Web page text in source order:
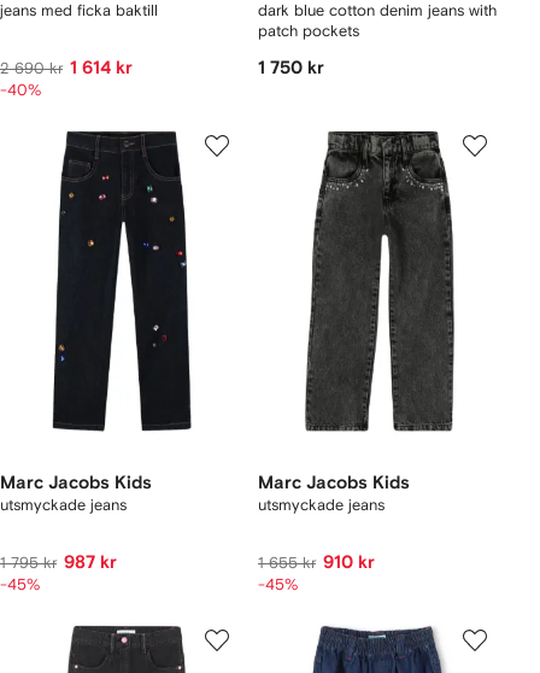
jeans med ficka baktill
2 690 kr 1 614 kr
-40%
dark blue cotton denim jeans with
patch pockets
1 750 kr
Marc Jacobs Kids
utsmyckade jeans
1 795 kr 987 kr
-45%
Marc Jacobs Kids
utsmyckade jeans
1 655 kr 910 kr
-45%